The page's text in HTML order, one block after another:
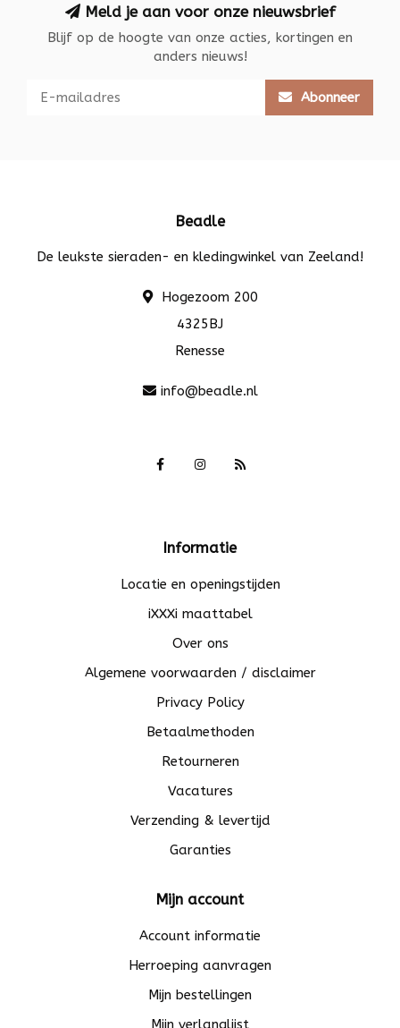
Meld je aan voor onze nieuwsbrief
Blijf op de hoogte van onze acties, kortingen en
anders nieuws!
Abonneer
Beadle
De leukste sieraden- en kledingwinkel van Zeeland!
Hogezoom 200
4325BJ
Renesse
info@beadle.nl
Informatie
Locatie en openingstijden
iXXXi maattabel
Over ons
Algemene voorwaarden / disclaimer
Privacy Policy
Betaalmethoden
Retourneren
Vacatures
Verzending & levertijd
Garanties
Mijn account
Account informatie
Herroeping aanvragen
Mijn bestellingen
Mijn verlanglijst